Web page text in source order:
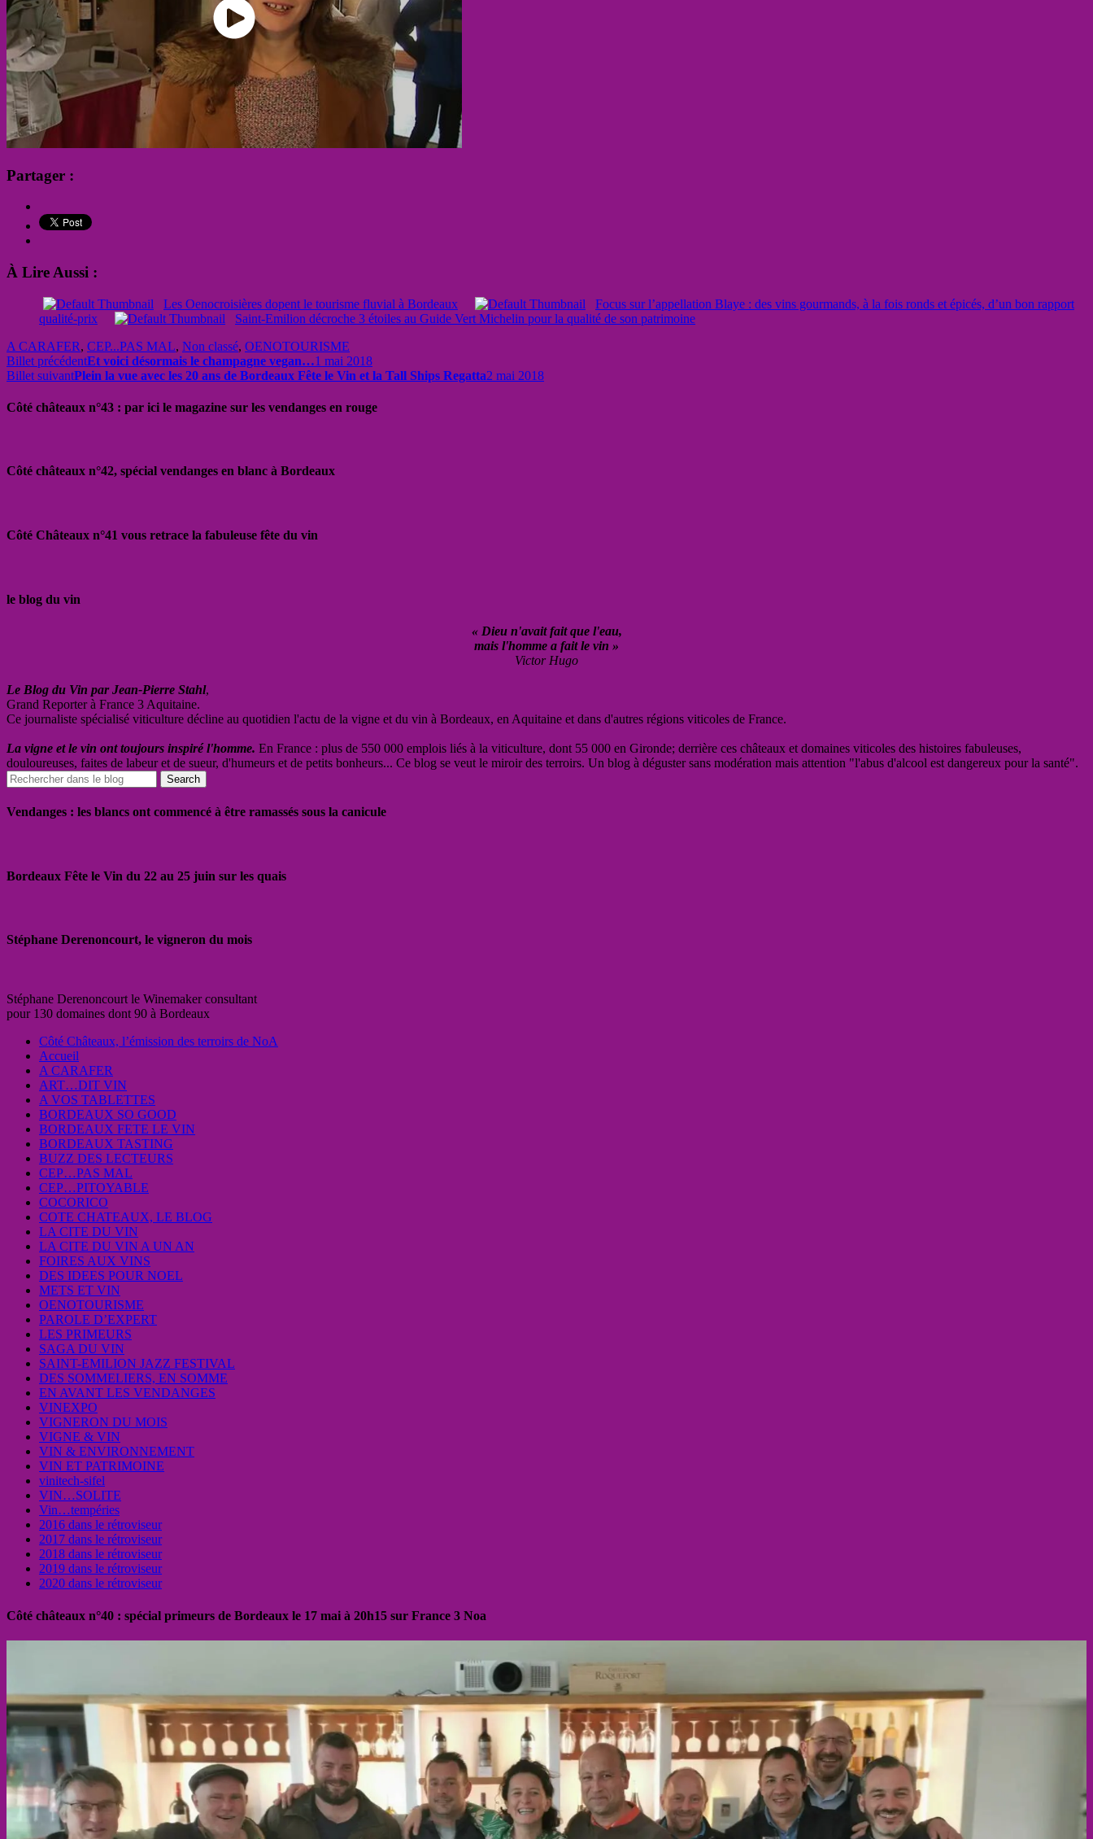
Partager :
À Lire Aussi :
Les Oenocroisières dopent le tourisme fluvial à Bordeaux
Focus sur l’appellation Blaye : des vins gourmands, à la fois ronds et épicés, d’un bon rapport
qualité-prix
Saint-Emilion décroche 3 étoiles au Guide Vert Michelin pour la qualité de son patrimoine
A CARAFER, CEP...PAS MAL, Non classé, OENOTOURISME
Billet précédentEt voici désormais le champagne vegan…1 mai 2018
Billet suivantPlein la vue avec les 20 ans de Bordeaux Fête le Vin et la Tall Ships Regatta2 mai 2018
Côté châteaux n°43 : par ici le magazine sur les vendanges en rouge
Côté châteaux n°42, spécial vendanges en blanc à Bordeaux
Côté Châteaux n°41 vous retrace la fabuleuse fête du vin
le blog du vin
« Dieu n'avait fait que l'eau,
mais l'homme a fait le vin »
Victor Hugo
Le Blog du Vin par Jean-Pierre Stahl,
Grand Reporter à France 3 Aquitaine.
Ce journaliste spécialisé viticulture décline au quotidien l'actu de la vigne et du vin à Bordeaux, en Aquitaine et dans d'autres régions viticoles de France.
La vigne et le vin ont toujours inspiré l'homme. En France : plus de 550 000 emplois liés à la viticulture, dont 55 000 en Gironde; derrière ces châteaux et domaines viticoles des histoires fabuleuses,
douloureuses, faites de labeur et de sueur, d'humeurs et de petits bonheurs... Ce blog se veut le miroir des terroirs. Un blog à déguster sans modération mais attention "l'abus d'alcool est dangereux pour la santé".
Vendanges : les blancs ont commencé à être ramassés sous la canicule
Bordeaux Fête le Vin du 22 au 25 juin sur les quais
Stéphane Derenoncourt, le vigneron du mois
Stéphane Derenoncourt le Winemaker consultant
pour 130 domaines dont 90 à Bordeaux
Côté Châteaux, l’émission des terroirs de NoA
Accueil
A CARAFER
ART…DIT VIN
A VOS TABLETTES
BORDEAUX SO GOOD
BORDEAUX FETE LE VIN
BORDEAUX TASTING
BUZZ DES LECTEURS
CEP…PAS MAL
CEP…PITOYABLE
COCORICO
COTE CHATEAUX, LE BLOG
LA CITE DU VIN
LA CITE DU VIN A UN AN
FOIRES AUX VINS
DES IDEES POUR NOEL
METS ET VIN
OENOTOURISME
PAROLE D’EXPERT
LES PRIMEURS
SAGA DU VIN
SAINT-EMILION JAZZ FESTIVAL
DES SOMMELIERS, EN SOMME
EN AVANT LES VENDANGES
VINEXPO
VIGNERON DU MOIS
VIGNE & VIN
VIN & ENVIRONNEMENT
VIN ET PATRIMOINE
vinitech-sifel
VIN…SOLITE
Vin…tempéries
2016 dans le rétroviseur
2017 dans le rétroviseur
2018 dans le rétroviseur
2019 dans le rétroviseur
2020 dans le rétroviseur
Côté châteaux n°40 : spécial primeurs de Bordeaux le 17 mai à 20h15 sur France 3 Noa